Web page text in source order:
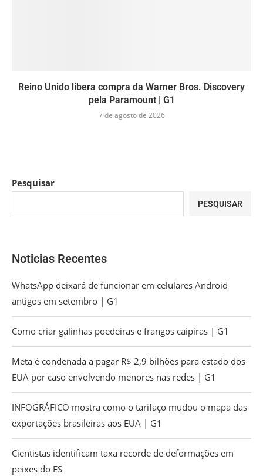
Reino Unido libera compra da Warner Bros. Discovery
pela Paramount | G1
7 de agosto de 2026
Pesquisar
PESQUISAR
Noticias Recentes
WhatsApp deixará de funcionar em celulares Android
antigos em setembro | G1
Como criar galinhas poedeiras e frangos caipiras | G1
Meta é condenada a pagar R$ 2,9 bilhões para estado dos
EUA por caso envolvendo menores nas redes | G1
INFOGRÁFICO mostra como o tarifaço mudou o mapa das
exportações brasileiras aos EUA | G1
Cientistas identificam taxa recorde de deformações em
peixes do ES